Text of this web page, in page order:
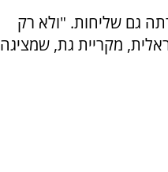
גם שליחות. "ולא רק
מקריית גת, שמציגה